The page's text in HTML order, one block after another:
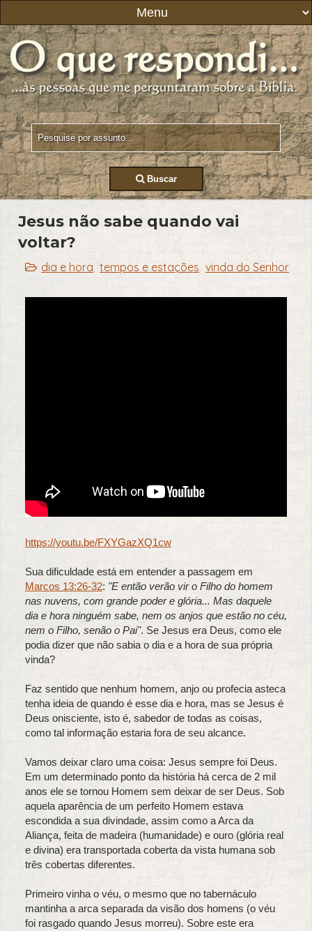
Buscar
Jesus não sabe quando vai
voltar?
dia e hora, tempos e estações, vinda do Senhor
https://youtu.be/FXYGazXQ1cw
Sua dificuldade está em entender a passagem em
Marcos 13:26-32: "E então verão vir o Filho do homem
nas nuvens, com grande poder e glória... Mas daquele
dia e hora ninguém sabe, nem os anjos que estão no céu,
nem o Filho, senão o Pai". Se Jesus era Deus, como ele
podia dizer que não sabia o dia e a hora de sua própria
vinda?
Faz sentido que nenhum homem, anjo ou profecia asteca
tenha ideia de quando é esse dia e hora, mas se Jesus é
Deus onisciente, isto é, sabedor de todas as coisas,
como tal informação estaria fora de seu alcance.
Vamos deixar claro uma coisa: Jesus sempre foi Deus.
Em um determinado ponto da história há cerca de 2 mil
anos ele se tornou Homem sem deixar de ser Deus. Sob
aquela aparência de um perfeito Homem estava
escondida a sua divindade, assim como a Arca da
Aliança, feita de madeira (humanidade) e ouro (glória real
e divina) era transportada coberta da vista humana sob
três cobertas diferentes.
Primeiro vinha o véu, o mesmo que no tabernáculo
mantinha a arca separada da visão dos homens (o véu
foi rasgado quando Jesus morreu). Sobre este era